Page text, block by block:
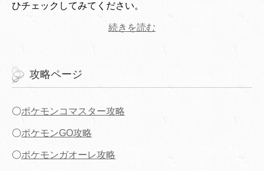
ひチェックしてみてください。
続きを読む
攻略ページ
〇ポケモンコマスター攻略
〇ポケモンGO攻略
〇ポケモンガオーレ攻略